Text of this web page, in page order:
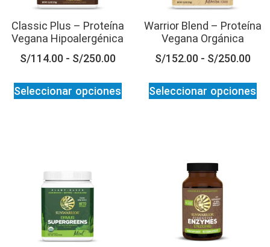
Classic Plus – Proteína
Vegana Hipoalergénica
S/114.00 - S/250.00
Seleccionar opciones
Warrior Blend – Proteína
Vegana Orgánica
S/152.00 - S/250.00
Seleccionar opciones